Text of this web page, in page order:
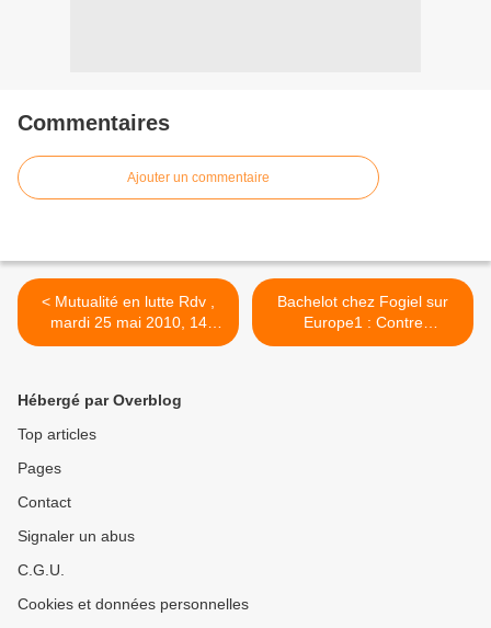
Commentaires
Ajouter un commentaire
< Mutualité en lutte Rdv ,
mardi 25 mai 2010, 14
heures En mairie de Lorient
Bachelot chez Fogiel sur
Europe1 : Contre
argumentation >
Hébergé par Overblog
Top articles
Pages
Contact
Signaler un abus
C.G.U.
Cookies et données personnelles